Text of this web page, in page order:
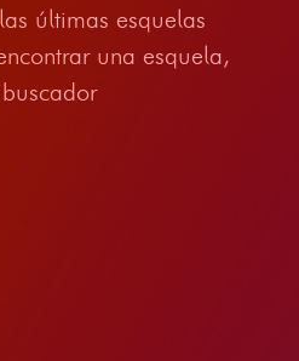
últimas esquelas
una esquela,